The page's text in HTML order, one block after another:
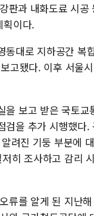
판과 내화도료 시
획이다.
동대로 지하공간
고됐다. 이후 서울
을 보고 받은 국토
검을 추가 시행했
려진 기둥 부분에
히 조사하고 감리
류를 알게 된 지난